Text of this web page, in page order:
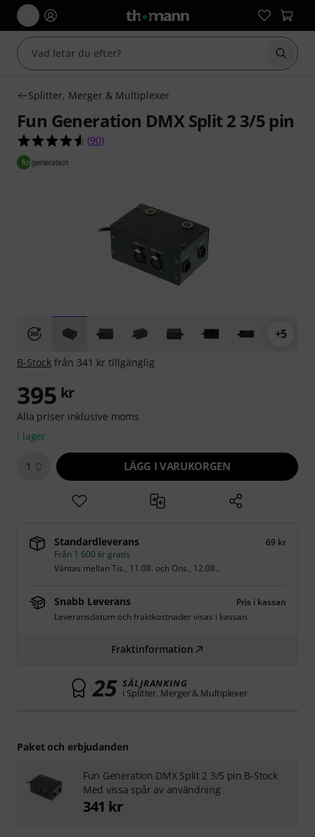
Börja
Splitter, Merger & Multiplexer
Fun Generation DMX Split 2 3/5 pin
4.5 av 5 stjärnor från 90 kundbetyg
(90)
+5
B-Stock från 341 kr tillgänglig
395 kr
Alla priser inklusive moms
i lager
1 LÄGG I VARUKORGEN
Standardleverans
69 kr
Från 1 600 kr gratis
Väntas mellanTis., 11.08. och Ons., 12.08..
Snabb Leverans
Pris i kassan
Leveransdatum och fraktkostnader visas i kassan.
Fraktinformation
25 SÄLJRANKING
i Splitter, Merger & Multiplexer
Paket och erbjudanden
Fun Generation DMX Split 2 3/5 pin B-Stock
Med vissa spår av användning
341 kr